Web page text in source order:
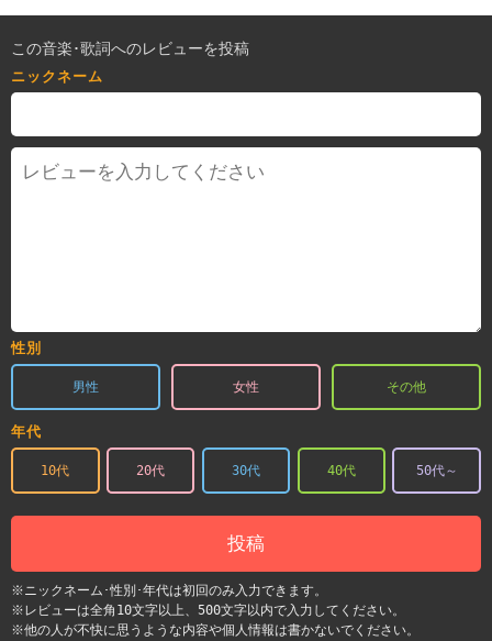
この音楽･歌詞へのレビューを投稿
ニックネーム
性別
男性 女性 その他
年代
10代 20代 30代 40代 50代～
投稿
※ニックネーム･性別･年代は初回のみ入力できます。
※レビューは全角10文字以上、500文字以内で入力してください。
※他の人が不快に思うような内容や個人情報は書かないでください。